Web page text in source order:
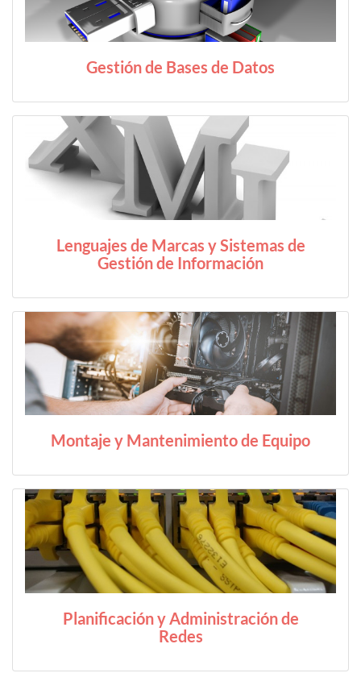
Gestión de Bases de Datos
Lenguajes de Marcas y Sistemas de
Gestión de Información
Montaje y Mantenimiento de Equipo
Planificación y Administración de
Redes